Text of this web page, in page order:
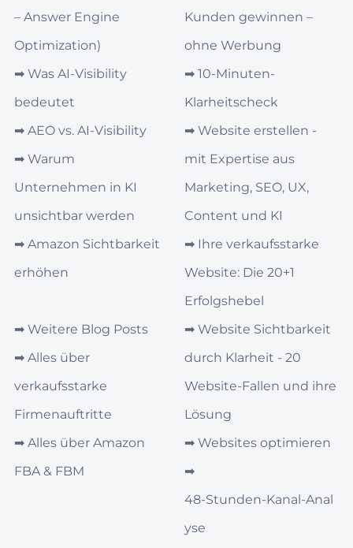
– Answer Engine
Optimization)
➡︎ Was AI‑Visibility
bedeutet
➡︎ AEO vs. AI‑Visibility
➡︎ Warum
Unternehmen in KI
unsichtbar werden
➡︎ Amazon Sichtbarkeit
erhöhen
➡︎ Weitere Blog Posts
➡︎ Alles über
verkaufsstarke
Firmenauftritte
➡︎ Alles über Amazon
FBA & FBM
Kunden gewinnen –
ohne Werbung
➡︎ 10-Minuten-
Klarheitscheck
➡︎ Website erstellen -
mit Expertise aus
Marketing, SEO, UX,
Content und KI
➡︎ Ihre verkaufsstarke
Website: Die 20+1
Erfolgshebel
➡︎ Website Sichtbarkeit
durch Klarheit - 20
Website-Fallen und ihre
Lösung
➡︎ Websites optimieren
➡︎
48‑Stunden‑Kanal‑Anal
yse